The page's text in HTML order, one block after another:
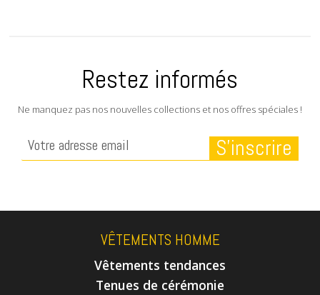
Restez informés
Ne manquez pas nos nouvelles collections et nos offres spéciales !
VÊTEMENTS HOMME
Vêtements tendances
Tenues de cérémonie